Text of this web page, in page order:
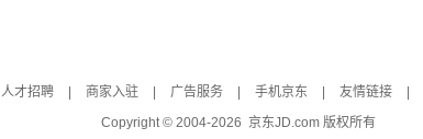
人才招聘 商家入驻 广告服务 手机京东 友情链接
Copyright © 2004-2026 京东JD.com 版权所有